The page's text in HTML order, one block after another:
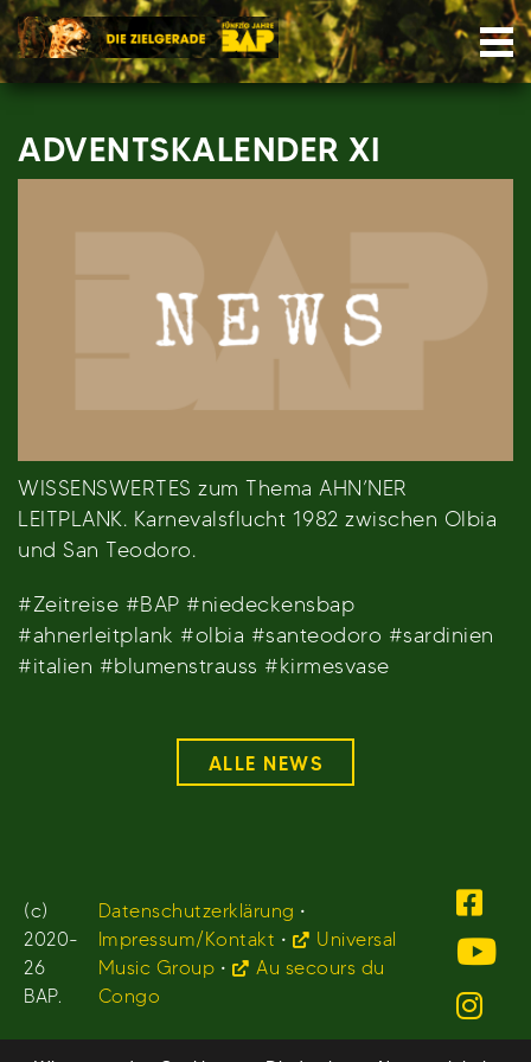
Skip
to
content
ADVENTSKALENDER XI
WISSENSWERTES zum Thema AHN’NER
LEITPLANK. Karnevalsflucht 1982 zwischen Olbia
und San Teodoro.
#Zeitreise #BAP #niedeckensbap
#ahnerleitplank #olbia #santeodoro #sardinien
#italien #blumenstrauss #kirmesvase
ALLE NEWS
(c)
2020-
26
BAP.
Datenschutzerklärung •
Impressum/Kontakt •
Universal
Music Group •
Au secours du
Congo